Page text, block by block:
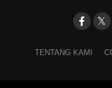
TENTANG KAMI